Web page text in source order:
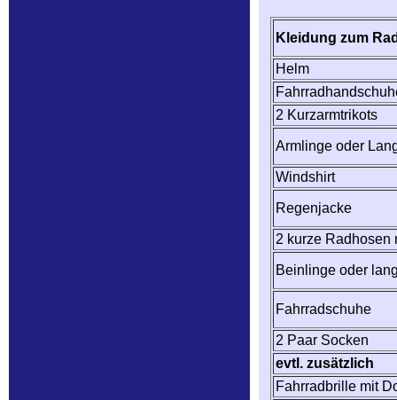
Kleidung zum
Helm
2 Kurzarmtrikots
Armlinge oder
Windshirt
Regenjacke
2 kurze Radhosen
Beinlinge oder
Fahrradschuhe
2 Paar Socken
evtl. zusätzlich
Fahrradbrille mit